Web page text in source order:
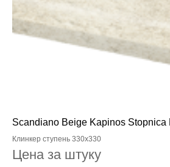
Scandiano Beige Kapinos Stopnica
Клинкер ступень 330x330
Цена за штуку